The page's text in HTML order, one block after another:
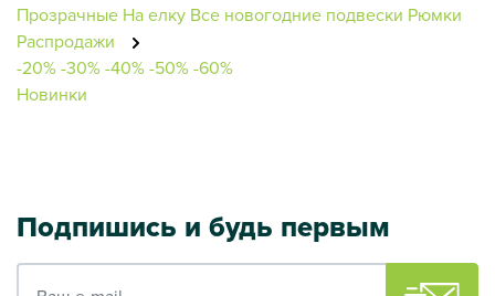
Прозрачные На елку Все новогодние подвески Рюмки
Распродажи
-20%-30%-40%-50%-60%
Новинки
Подпишись и будь первым